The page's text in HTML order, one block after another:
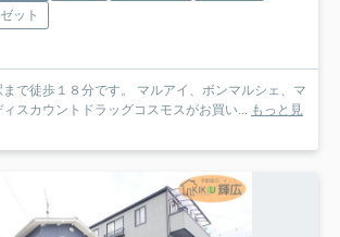
ット
で徒歩１８分です。 マルアイ、ボンマルシェ、マ
スカウントドラッグコスモスがお買い...
もっと見